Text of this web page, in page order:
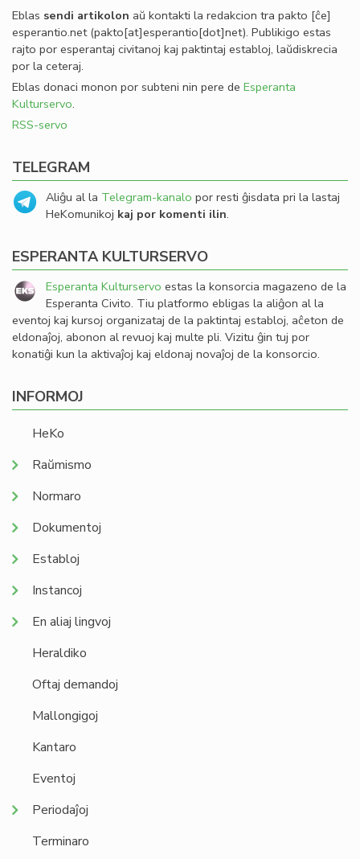
Eblas sendi artikolon aŭ kontakti la redakcion tra pakto [ĉe]
esperantio.net(pakto[at]esperantio[dot]net). Publikigo estas
rajto por esperantaj civitanoj kaj paktintaj establoj, laŭdiskrecia
por la ceteraj.
Eblas donaci monon por subteni nin pere de Esperanta
Kulturservo.
RSS-servo
TELEGRAM
Aliĝu al la Telegram-kanalo por resti ĝisdata pri la lastaj
HeKomunikoj kaj por komenti ilin.
ESPERANTA KULTURSERVO
Esperanta Kulturservo estas la konsorcia magazeno de la
Esperanta Civito. Tiu platformo ebligas la aliĝon al la
eventoj kaj kursoj organizataj de la paktintaj establoj, aĉeton de
eldonaĵoj, abonon al revuoj kaj multe pli. Vizitu ĝin tuj por
konatiĝi kun la aktivaĵoj kaj eldonaj novaĵoj de la konsorcio.
INFORMOJ
HeKo
Raŭmismo
Normaro
Dokumentoj
Establoj
Instancoj
En aliaj lingvoj
Heraldiko
Oftaj demandoj
Mallongigoj
Kantaro
Eventoj
Periodaĵoj
Terminaro